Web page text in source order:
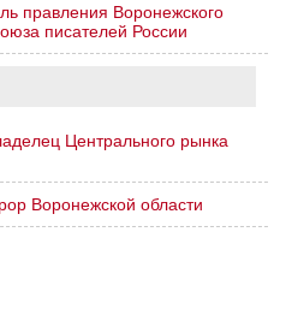
правления Воронежского
писателей России
Центрального рынка
Воронежской области